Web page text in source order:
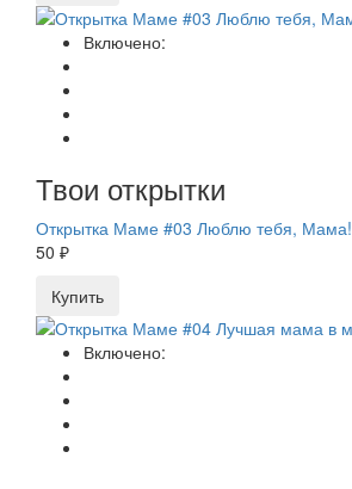
Включено:
Твои открытки
Открытка Маме #03 Люблю тебя, Мама!
50 ₽
Купить
Включено: